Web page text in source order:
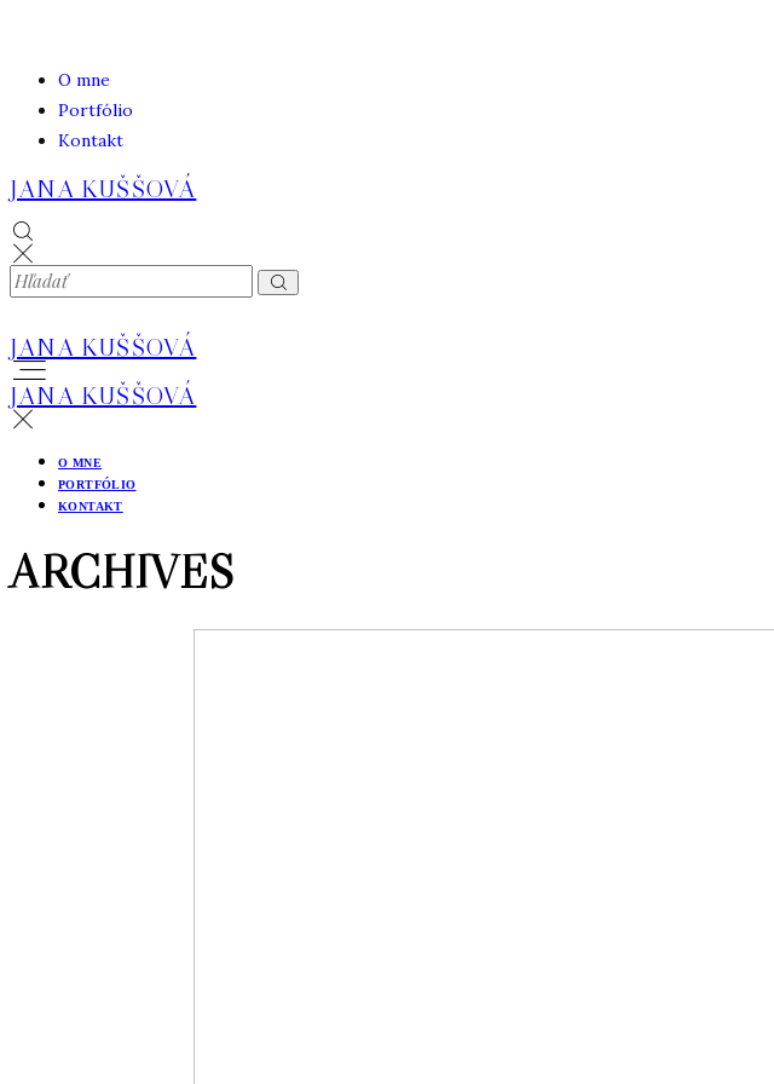
O mne
Portfólio
Kontakt
JANA KUŠŠOVÁ
JANA KUŠŠOVÁ
JANA KUŠŠOVÁ
O MNE
PORTFÓLIO
KONTAKT
ARCHIVES